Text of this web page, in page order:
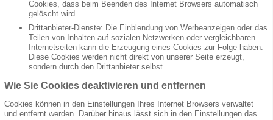
Cookies, dass beim Beenden des Internet Browsers automatisch
gelöscht wird.
Drittanbieter-Dienste: Die Einblendung von Werbeanzeigen oder das
Teilen von Inhalten auf sozialen Netzwerken oder vergleichbaren
Internetseiten kann die Erzeugung eines Cookies zur Folge haben.
Diese Cookies werden nicht direkt von unserer Seite erzeugt,
sondern durch den Drittanbieter selbst.
Wie Sie Cookies deaktivieren und entfernen
Cookies können in den Einstellungen Ihres Internet Browsers verwaltet
und entfernt werden. Darüber hinaus lässt sich in den Einstellungen das